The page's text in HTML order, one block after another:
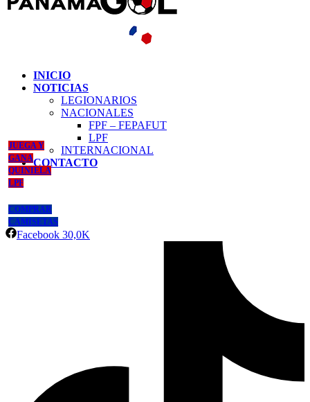
INICIO
NOTICIAS
LEGIONARIOS
NACIONALES
FPF – FEPAFUT
LPF
INTERNACIONAL
CONTACTO
JUEGA Y
GANA
QUINIELA
LPF
COMPRAR
CAMISETAS
Facebook 30,0K